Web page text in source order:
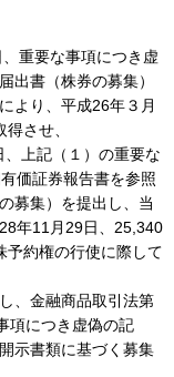
重要な事項につき虚
出書（株券の募集）
より、平成26年３月
させ、
上記（１）の重要な
価証券報告書を参照
募集）を提出し、当
年11月29日、25,340
約権の行使に際して
、金融商品取引法第
項につき虚偽の記
示書類に基づく募集